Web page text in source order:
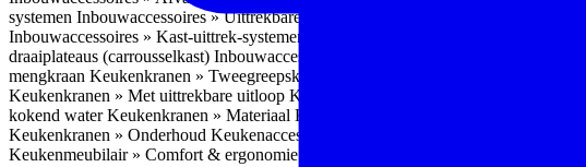
systemen Inbouwaccessoires » Uittrekbare ladesystemen
Inbouwaccessoires » Kast-uittrek-systemen
draaiplateaus (carrousselkast) Inbouwaccessoires » Onderhoud
mengkraan Keukenkranen » Tweegreepskraan
Keukenkranen » Met uittrekbare uitloop Keukenkranen » Gefilterd water
kokend waterKeukenkranen » Materiaal Keukenkranen » Pvd Techniek (pvd)
Keukenkranen » Onderhoud Keukenaccessoires » Keukenmeubilair
Keukenmeubilair » Comfort & ergonomie